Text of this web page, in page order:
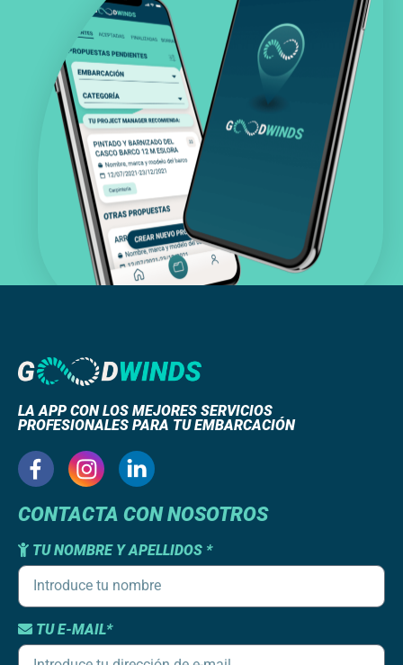
LA APP CON LOS MEJORES SERVICIOS
PROFESIONALES PARA TU EMBARCACIÓN
CONTACTA CON NOSOTROS
TU NOMBRE Y APELLIDOS *
TU E-MAIL*